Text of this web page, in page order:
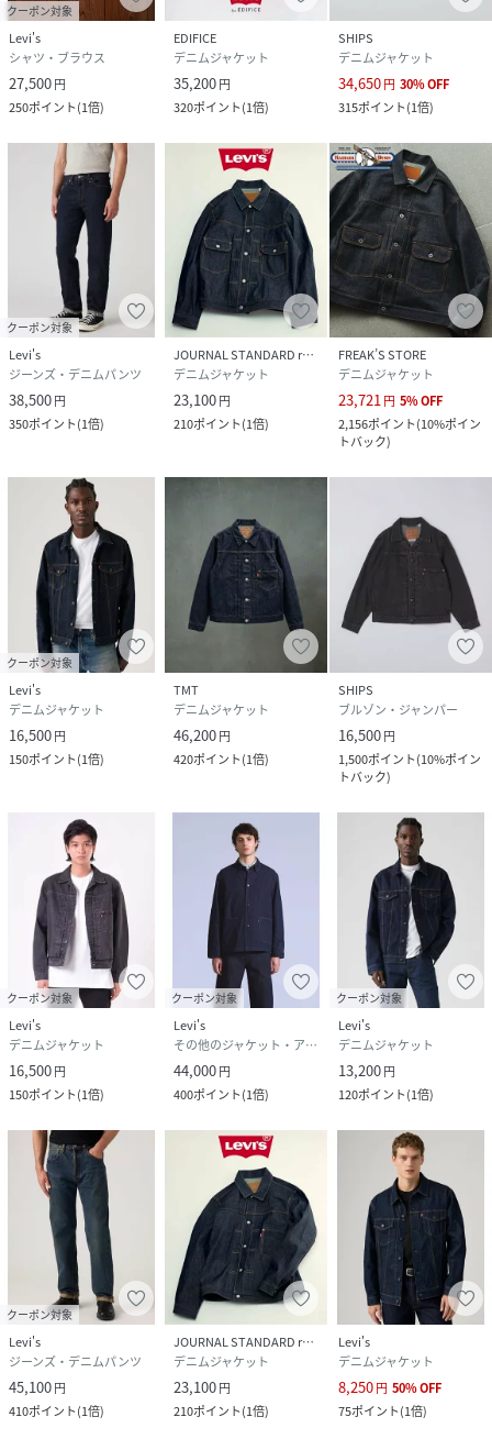
クーポン対象
Levi's
シャツ・ブラウス
27,500円
250ポイント(1倍)
EDIFICE
デニムジャケット
35,200円
320ポイント(1倍)
SHIPS
デニムジャケット
34,650円 30%OFF
315ポイント(1倍)
クーポン対象
Levi's
ジーンズ・デニムパンツ
38,500円
350ポイント(1倍)
JOURNAL STANDARD relume
デニムジャケット
23,100円
210ポイント(1倍)
FREAK’S STORE
デニムジャケット
23,721円 5%OFF
2,156ポイント(10%ポイン
トバック)
クーポン対象
Levi's
デニムジャケット
16,500円
150ポイント(1倍)
TMT
デニムジャケット
46,200円
420ポイント(1倍)
SHIPS
ブルゾン・ジャンパー
16,500円
1,500ポイント(10%ポイン
トバック)
クーポン対象
Levi's
デニムジャケット
16,500円
150ポイント(1倍)
クーポン対象
Levi's
その他のジャケット・アウター
44,000円
400ポイント(1倍)
クーポン対象
Levi's
デニムジャケット
13,200円
120ポイント(1倍)
クーポン対象
Levi's
ジーンズ・デニムパンツ
45,100円
410ポイント(1倍)
JOURNAL STANDARD relume
デニムジャケット
23,100円
210ポイント(1倍)
Levi's
デニムジャケット
8,250円 50%OFF
75ポイント(1倍)